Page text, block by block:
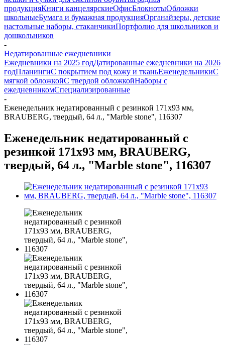
продукцияКниги канцелярскиеОфисБлокнотыОбложки
школьныеБумага и бумажная продукцияОрганайзеры, детские
настольные наборы, стаканчикиПортфолио для школьников и
дошкольников
-
Недатированные ежедневники
Ежедневники на 2025 годДатированные ежедневники на 2026
годПланингиС покрытием под кожу и тканьЕженедельникиС
мягкой обложкойС твердой обложкойНаборы с
ежедневникомСпециализированные
-
Еженедельник недатированный с резинкой 171х93 мм,
BRAUBERG, твердый, 64 л., "Marble stone", 116307
Еженедельник недатированный с
резинкой 171х93 мм, BRAUBERG,
твердый, 64 л., "Marble stone", 116307